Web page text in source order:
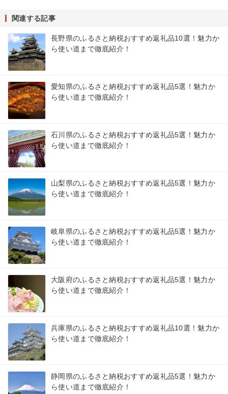
関連する記事
長野県のふるさと納税おすすめ返礼品10選！魅力か
ら使い道まで徹底紹介！
愛知県のふるさと納税おすすめ返礼品5選！魅力か
ら使い道まで徹底紹介！
石川県のふるさと納税おすすめ返礼品5選！魅力か
ら使い道まで徹底紹介！
山梨県のふるさと納税おすすめ返礼品5選！魅力か
ら使い道まで徹底紹介！
岐阜県のふるさと納税おすすめ返礼品5選！魅力か
ら使い道まで徹底紹介！
大阪府のふるさと納税おすすめ返礼品5選！魅力か
ら使い道まで徹底紹介！
兵庫県のふるさと納税おすすめ返礼品10選！魅力か
ら使い道まで徹底紹介！
静岡県のふるさと納税おすすめ返礼品5選！魅力か
ら使い道まで徹底紹介！